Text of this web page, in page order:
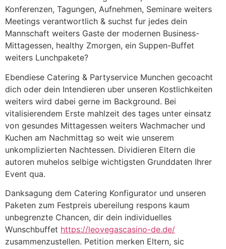
Konferenzen, Tagungen, Aufnehmen, Seminare weiters
Meetings verantwortlich & suchst fur jedes dein
Mannschaft weiters Gaste der modernen Business-
Mittagessen, healthy Zmorgen, ein Suppen-Buffet
weiters Lunchpakete?
Ebendiese Catering & Partyservice Munchen gecoacht
dich oder dein Intendieren uber unseren Kostlichkeiten
weiters wird dabei gerne im Background. Bei
vitalisierendem Erste mahlzeit des tages unter einsatz
von gesundes Mittagessen weiters Wachmacher und
Kuchen am Nachmittag so weit wie unserem
unkomplizierten Nachtessen. Dividieren Eltern die
autoren muhelos selbige wichtigsten Grunddaten Ihrer
Event qua.
Danksagung dem Catering Konfigurator und unseren
Paketen zum Festpreis ubereilung respons kaum
unbegrenzte Chancen, dir dein individuelles
Wunschbuffet https://leovegascasino-de.de/
zusammenzustellen. Petition merken Eltern, sic